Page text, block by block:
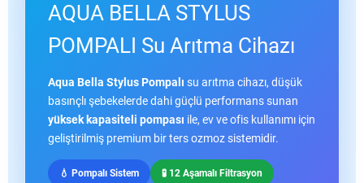
AQUA BELLA STYLUS
POMPALI Su Arıtma Cihazı
Aqua Bella Stylus Pompalı su arıtma cihazı, düşük
basınçlı şebekelerde dahi güçlü performans sunan
yüksek kapasiteli pompası ile, ev ve ofis kullanımı için
geliştirilmiş premium bir ters ozmoz sistemidir.
💧 Pompalı Sistem 🧪 12 Aşamalı Filtrasyon